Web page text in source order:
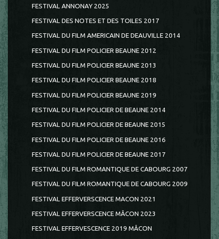
FESTIVAL ANNONAY 2025
FESTIVAL DES NOTES ET DES TOILES 2017
FESTIVAL DU FILM AMERICAIN DE DEAUVILLE 2014
FESTIVAL DU FILM POLICIER BEAUNE 2012
FESTIVAL DU FILM POLICIER BEAUNE 2013
FESTIVAL DU FILM POLICIER BEAUNE 2018
FESTIVAL DU FILM POLICIER BEAUNE 2019
FESTIVAL DU FILM POLICIER DE BEAUNE 2014
FESTIVAL DU FILM POLICIER DE BEAUNE 2015
FESTIVAL DU FILM POLICIER DE BEAUNE 2016
FESTIVAL DU FILM POLICIER DE BEAUNE 2017
FESTIVAL DU FILM ROMANTIQUE DE CABOURG 2007
FESTIVAL DU FILM ROMANTIQUE DE CABOURG 2009
FESTIVAL EFFERVERSCENCE MACON 2021
FESTIVAL EFFERVERSCENCE MÂCON 2023
FESTIVAL EFFERVESCENCE 2019 MÂCON